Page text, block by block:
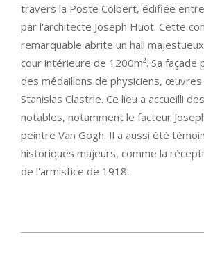
travers la Poste Colbert, édifiée
par l'architecte Joseph Huot. Cette
remarquable abrite un hall
cour intérieure de 1200m². Sa façade
des médaillons de physiciens,
Stanislas Clastrie. Ce lieu a accueilli
notables, notamment le facteur
peintre Van Gogh. Il a aussi été
historiques majeurs, comme la
de l'armistice de 1918.